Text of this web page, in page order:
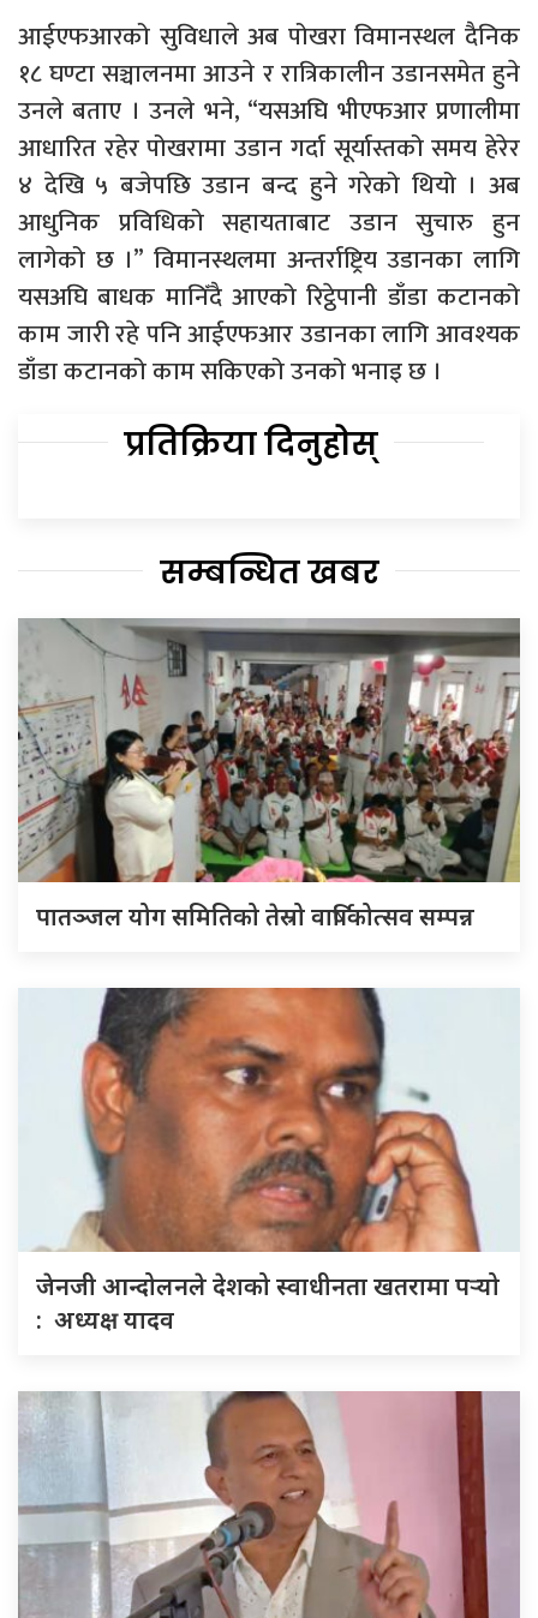
आईएफआरको सुविधाले अब पोखरा विमानस्थल दैनिक
१८ घण्टा सञ्चालनमा आउने र रात्रिकालीन उडानसमेत हुने
उनले बताए । उनले भने, “यसअघि भीएफआर प्रणालीमा
आधारित रहेर पोखरामा उडान गर्दा सूर्यास्तको समय हेरेर
४ देखि ५ बजेपछि उडान बन्द हुने गरेको थियो । अब
आधुनिक प्रविधिको सहायताबाट उडान सुचारु हुन
लागेको छ ।” विमानस्थलमा अन्तर्राष्ट्रिय उडानका लागि
यसअघि बाधक मानिँदै आएको रिट्ठेपानी डाँडा कटानको
काम जारी रहे पनि आईएफआर उडानका लागि आवश्यक
डाँडा कटानको काम सकिएको उनको भनाइ छ ।
प्रतिक्रिया दिनुहोस्
सम्बन्धित खबर
पातञ्जल योग समितिको तेस्रो वार्षिकोत्सव सम्पन्न
जेनजी आन्दोलनले देशको स्वाधीनता खतरामा पर्‍यो
: अध्यक्ष यादव